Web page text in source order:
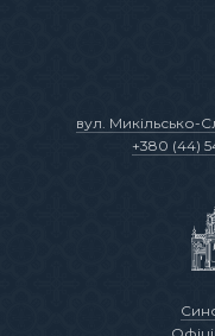
вул. Микільсько-
+380 (44)